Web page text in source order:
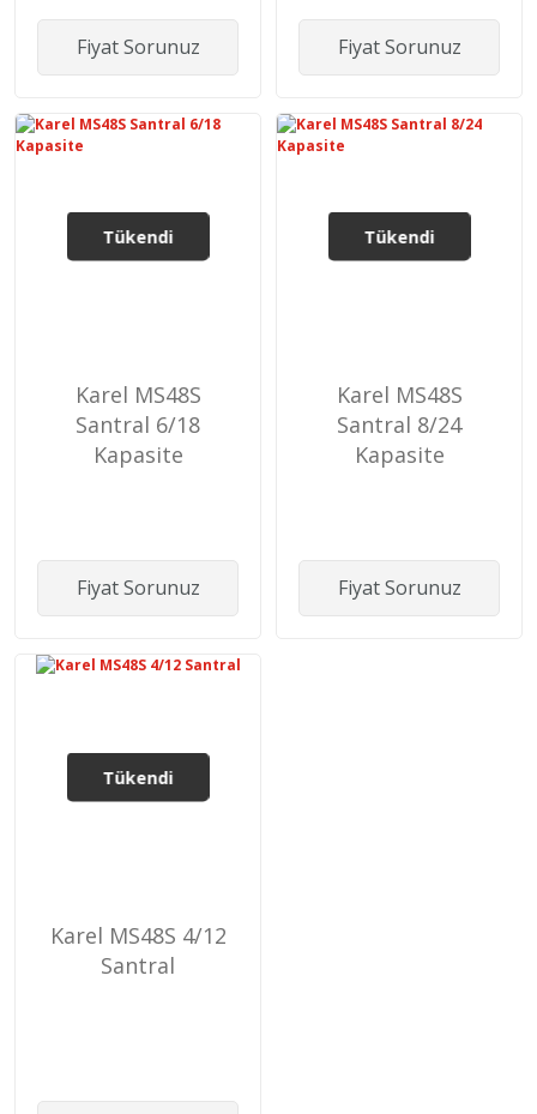
Fiyat Sorunuz Fiyat Sorunuz
Tükendi
Karel MS48S
Santral 6/18
Kapasite
Fiyat Sorunuz
Tükendi
Karel MS48S
Santral 8/24
Kapasite
Fiyat Sorunuz
Tükendi
Karel MS48S 4/12
Santral